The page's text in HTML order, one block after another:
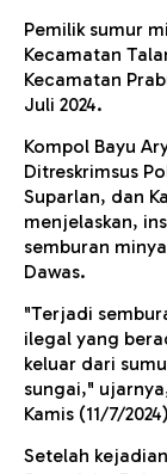
Pemilik sumur
Kecamatan
Kecamatan
Juli 2024.
Kompol Bayu
Ditreskrimsus
Suparlan, dan
menjelaskan,
semburan
Dawas.
"Terjadi
ilegal yang
keluar dari
sungai,"
Kamis (11/7/
Setelah